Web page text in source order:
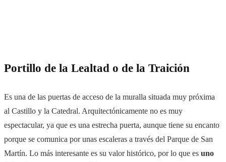
Portillo de la Lealtad o de la Traición
Es una de las puertas de acceso de la muralla situada muy próxima
al Castillo y la Catedral. Arquitectónicamente no es muy
espectacular, ya que es una estrecha puerta, aunque tiene su encanto
porque se comunica por unas escaleras a través del Parque de San
Martín. Lo más interesante es su valor histórico, por lo que es uno